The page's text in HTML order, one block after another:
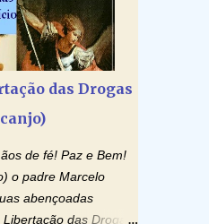
os corações dos
do Espírito Santo,
retamente todas as
sua consolação. Por
Amém. Creio: Creio
Cristo, seu único
foi concebido pelo
nasceu da Virgem
das Drogas
de fé! Paz e Bem!
o padre Marcelo
abençoadas
das Drogas